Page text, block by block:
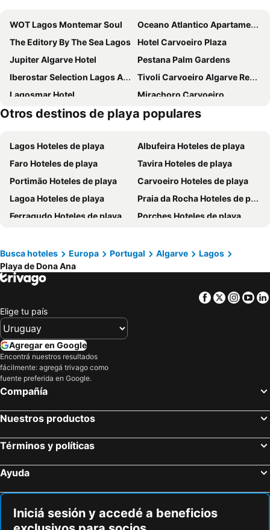
WOT Lagos Montemar Soul
Oceano Atlantico Apartamentos Turisticos
The Editory By The Sea Lagos
Hotel Carvoeiro Plaza
Jupiter Algarve Hotel
Pestana Palm Gardens
Iberostar Selection Lagos Algarve
Tivoli Carvoeiro Algarve Resort
Lagosmar Hotel
Mirachoro Carvoeiro
Atalaia Sol
Hotel Marina Rio
Otros destinos de playa populares
Lagos Hoteles de playa
Albufeira Hoteles de playa
Faro Hoteles de playa
Tavira Hoteles de playa
Portimão Hoteles de playa
Carvoeiro Hoteles de playa
Lagoa Hoteles de playa
Praia da Rocha Hoteles de playa
Ferragudo Hoteles de playa
Porches Hoteles de playa
Alcantarilha Hoteles de playa
Olhos de Agua Hoteles de playa
Vilamoura Hoteles de playa
Vila Nova de Milfontes Hoteles de playa
Busca hoteles Europa Portugal Algarve
Lagos
Playa de Dona Ana
Facebook
Twitter
Elige tu país
Agregar en Google
Encontrá nuestros resultados
fácilmente: agregá trivago como
fuente preferida en Google.
Compañía
Nuestros productos
Términos y políticas
Ayuda
Iniciá sesión y accedé a beneficios